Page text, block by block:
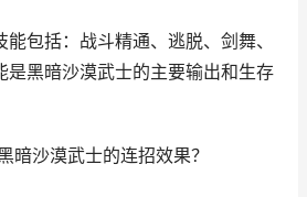
包括：战斗精通、逃脱、剑舞、
是黑暗沙漠武士的主要输出和生存
暗沙漠武士的连招效果？